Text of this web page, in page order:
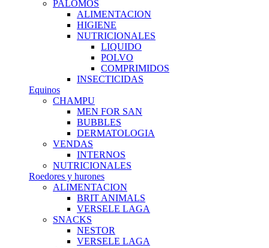
PALOMOS
ALIMENTACION
HIGIENE
NUTRICIONALES
LIQUIDO
POLVO
COMPRIMIDOS
INSECTICIDAS
Equinos
CHAMPU
MEN FOR SAN
BUBBLES
DERMATOLOGIA
VENDAS
INTERNOS
NUTRICIONALES
Roedores y hurones
ALIMENTACION
BRIT ANIMALS
VERSELE LAGA
SNACKS
NESTOR
VERSELE LAGA